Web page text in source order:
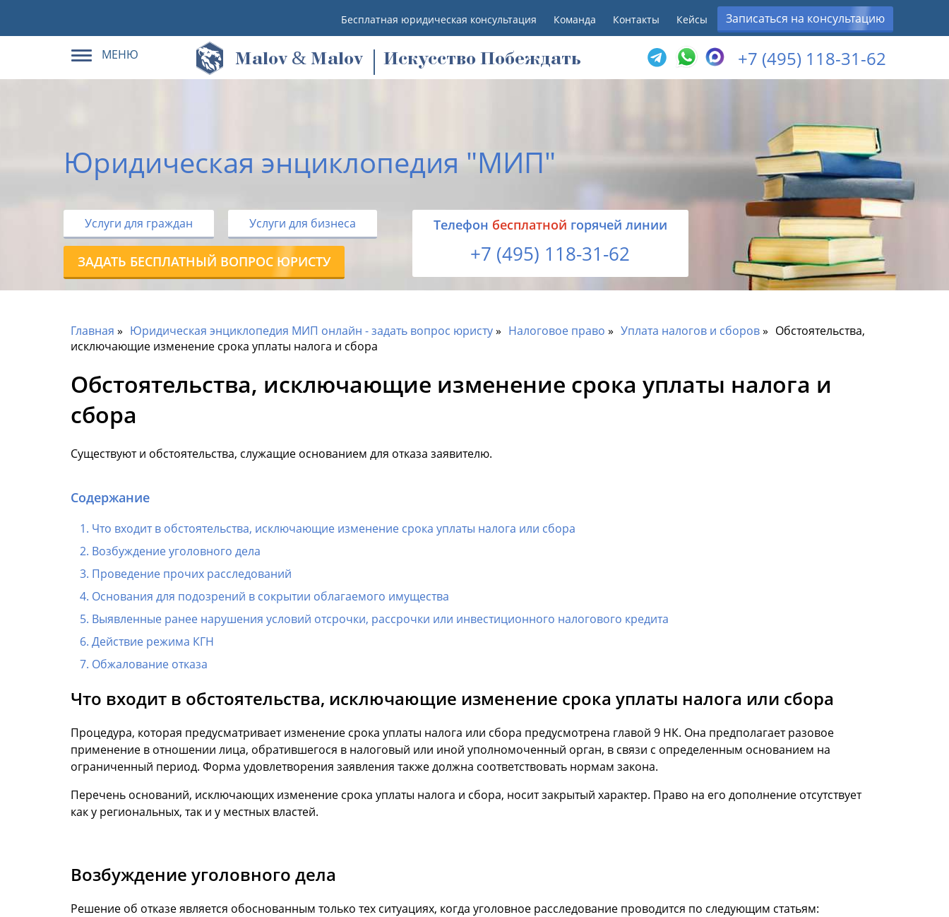
Бесплатная юридическая консультация Команда Контакты Кейсы Записаться на консультацию
МЕНЮ Malov & Malov Искусство Побеждать +7 (495) 118-31-62
Юридическая энциклопедия "МИП"
Услуги для граждан Услуги для бизнеса
ЗАДАТЬ БЕСПЛАТНЫЙ ВОПРОС ЮРИСТУ
Tелефон бесплатной горячей линии
+7 (495) 118-31-62
Главная Юридическая энциклопедия МИП онлайн - задать вопрос юристу Налоговое право Уплата налогов и сборов
Обстоятельства,
исключающие изменение срока уплаты налога и сбора
Обстоятельства, исключающие изменение срока уплаты налога и
сбора
Существуют и обстоятельства, служащие основанием для отказа заявителю.
Содержание
Что входит в обстоятельства, исключающие изменение срока уплаты налога или сбора
Возбуждение уголовного дела
Проведение прочих расследований
Основания для подозрений в сокрытии облагаемого имущества
Выявленные ранее нарушения условий отсрочки, рассрочки или инвестиционного налогового кредита
Действие режима КГН
Обжалование отказа
Что входит в обстоятельства, исключающие изменение срока уплаты налога или сбора
Процедура, которая предусматривает изменение срока уплаты налога или сбора предусмотрена главой 9 НК. Она предполагает разовое
применение в отношении лица, обратившегося в налоговый или иной уполномоченный орган, в связи с определенным основанием на
ограниченный период. Форма удовлетворения заявления также должна соответствовать нормам закона.
Перечень оснований, исключающих изменение срока уплаты налога и сбора, носит закрытый характер. Право на его дополнение отсутствует
как у региональных, так и у местных властей.
Возбуждение уголовного дела
Решение об отказе является обоснованным только тех ситуациях, когда уголовное расследование проводится по следующим статьям: